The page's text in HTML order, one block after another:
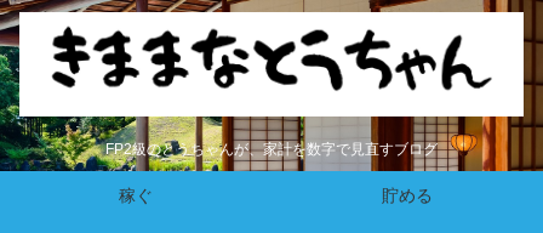
FP2級のとうちゃんが、家計を数字で見直すブログ
稼ぐ 貯める